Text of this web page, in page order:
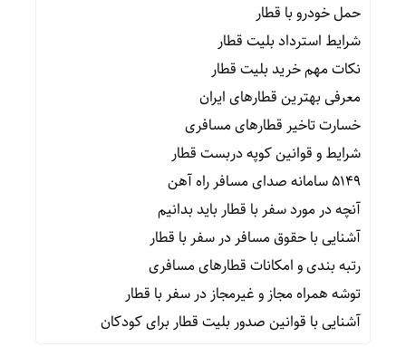
حمل خودرو با قطار
شرایط استرداد بلیت قطار
نکات مهم خرید بلیت قطار
معرفی بهترین قطارهای ایران
خسارت تاخیر قطارهای مسافری
شرایط و قوانین کوپه دربست قطار
۵۱۴۹ سامانه صدای مسافر راه آهن
آنچه در مورد سفر با قطار باید بدانیم
آشنایی با حقوق مسافر در سفر با قطار
رتبه بندی و امکانات قطارهای مسافری
توشه همراه مجاز و غیرمجاز در سفر با قطار
آشنایی با قوانین صدور بلیت قطار برای کودکان